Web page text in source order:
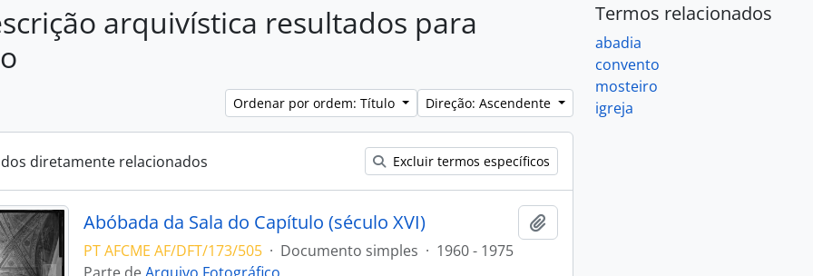
arquivística resultados para
Ordenar por ordem: Título Direção: Ascendente
diretamente relacionados Excluir termos específicos
Abóbada da Sala do Capítulo (século XVI)
PT AFCME AF/DFT/173/505 · Documento simples · 1960 - 1975
Termos relacionados
abadia
convento
mosteiro
igreja